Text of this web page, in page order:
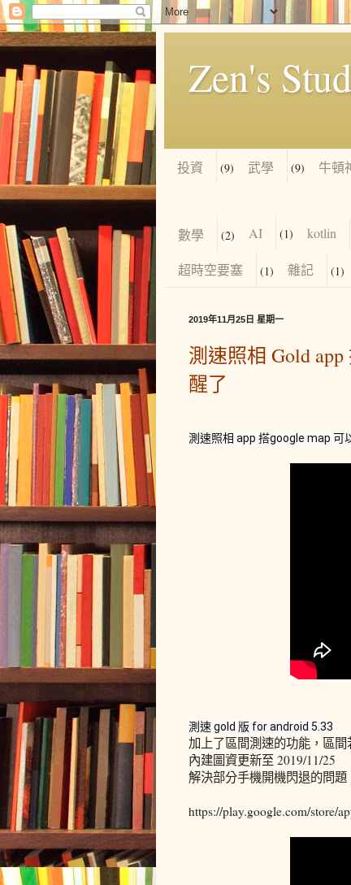
Zen's
投資 (9) 武學 (9) 牛頓
數學 (2) AI (1) kotlin
超時空要塞 (1) 雜記 (1)
2019年11月25日 星期一
測速照相 Gold
醒了
測速照相 app 搭google map 可
測速 gold 版 for android 5.33
加上了區間測速的功能，區
內建圖資更新至 2019/11/25
解決部分手機開機閃退的問題
https://play.google.com/store/